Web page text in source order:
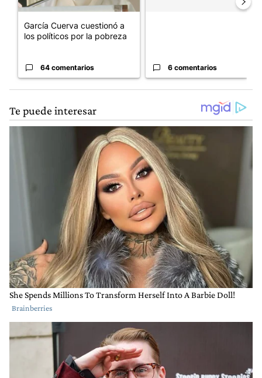
García Cuerva cuestionó a
los políticos por la pobreza
64 comentarios 6 comentarios